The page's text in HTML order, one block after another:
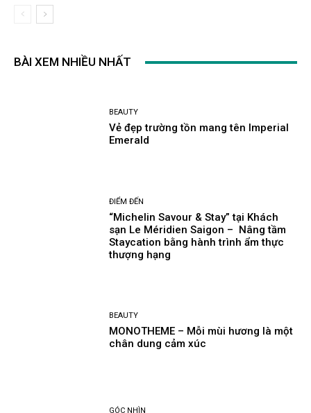
BÀI XEM NHIỀU NHẤT
BEAUTY
Vẻ đẹp trường tồn mang tên Imperial
Emerald
ĐIỂM ĐẾN
“Michelin Savour & Stay” tại Khách
sạn Le Méridien Saigon – Nâng tầm
Staycation bằng hành trình ẩm thực
thượng hạng
BEAUTY
MONOTHEME – Mỗi mùi hương là một
chân dung cảm xúc
GÓC NHÌN